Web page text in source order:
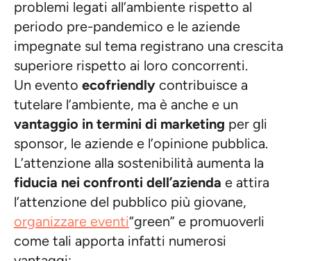
problemi legati all’ambiente rispetto al
periodo pre-pandemico e le aziende
impegnate sul tema registrano una crescita
superiore rispetto ai loro concorrenti.
Un evento ecofriendly contribuisce a
tutelare l’ambiente, ma è anche e un
vantaggio in termini di marketing per gli
sponsor, le aziende e l’opinione pubblica.
L’attenzione alla sostenibilità aumenta la
fiducia nei confronti dell’azienda e attira
l’attenzione del pubblico più giovane,
organizzare eventi“green” e promuoverli
come tali apporta infatti numerosi